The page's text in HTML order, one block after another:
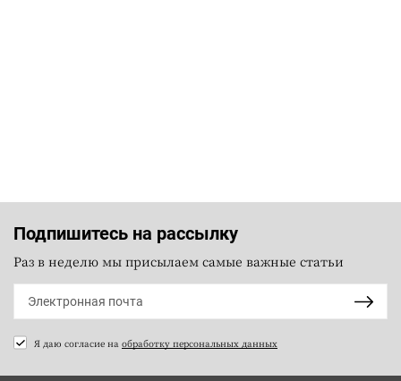
Подпишитесь на рассылку
Раз в неделю мы присылаем самые важные статьи
Я даю согласие на обработку персональных данных